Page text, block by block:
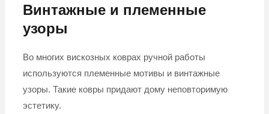
Винтажные и племенные
узоры
Во многих вискозных коврах ручной работы
используются племенные мотивы и винтажные
узоры. Такие ковры придают дому неповторимую
эстетику.